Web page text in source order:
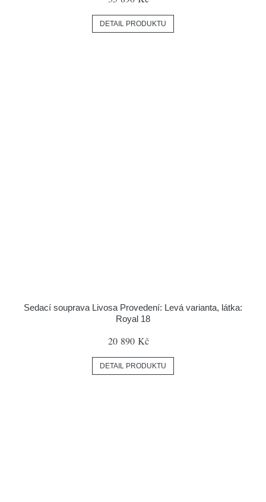
DETAIL PRODUKTU
Sedací souprava Livosa Provedení: Levá varianta, látka:
Royal 18
20 890 Kč
DETAIL PRODUKTU